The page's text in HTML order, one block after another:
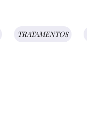
TRATAMENTOS